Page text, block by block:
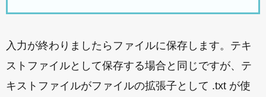
入力が終わりましたらファイルに保存します。テキ
ストファイルとして保存する場合と同じですが、テ
キストファイルがファイルの拡張子として .txt が使